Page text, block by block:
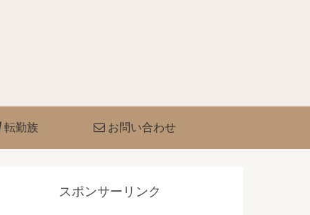
転勤族 お問い合わせ
スポンサーリンク